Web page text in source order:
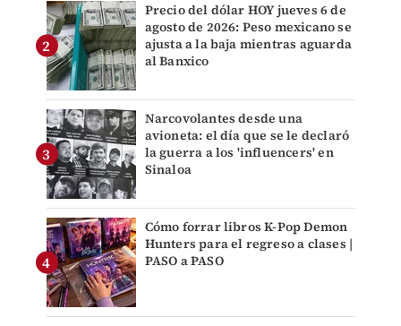
Precio del dólar HOY jueves 6 de
agosto de 2026: Peso mexicano se
ajusta a la baja mientras aguarda
al Banxico
Narcovolantes desde una
avioneta: el día que se le declaró
la guerra a los 'influencers' en
Sinaloa
Cómo forrar libros K-Pop Demon
Hunters para el regreso a clases |
PASO a PASO